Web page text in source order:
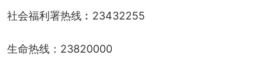
社会福利署热线︰23432255
生命热线：23820000